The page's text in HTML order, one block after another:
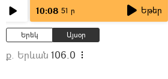
10:08 51 ր Եթեր
Երեկ Այսօր
ք. Երևան 106.0